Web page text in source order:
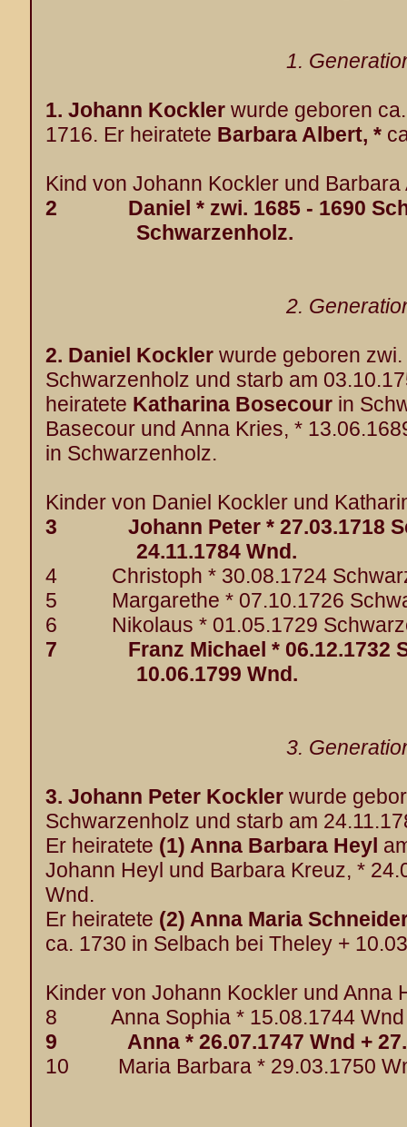
1.
1. Johann Kockler wurde geboren
1716. Er heiratete Barbara Albert, *
Kind von Johann Kockler und Barbara
2 Daniel * zwi. 1685 - 1690
Schwarzenholz.
2.
2. Daniel Kockler wurde geboren
Schwarzenholz und starb am
heiratete Katharina Bosecour in
Basecour und Anna Kries, *
in Schwarzenholz.
Kinder von Daniel Kockler und
3 Johann Peter * 27.03.1718
24.11.1784 Wnd.
4 Christoph * 30.08.1724
5 Margarethe * 07.10.1726
6 Nikolaus * 01.05.1729
7 Franz Michael * 06.12.1732
10.06.1799 Wnd.
3.
3. Johann Peter Kockler wurde
Schwarzenholz und starb am
Er heiratete (1) Anna Barbara Heyl
Johann Heyl und Barbara Kreuz, *
Wnd.
Er heiratete (2) Anna Maria
ca. 1730 in Selbach bei Theley +
Kinder von Johann Kockler und Anna
8 Anna Sophia * 15.08.1744 Wnd
9 Anna * 26.07.1747 Wnd +
10 Maria Barbara * 29.03.1750